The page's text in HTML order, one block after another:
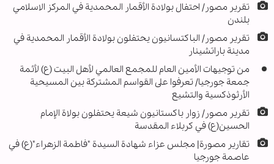
تقرير مصور/ احتفال بولادة الأقمار المحمدية في المركز الاسلامي
بلندن
تقرير مصور/ الباكتسانيون يحتفلون بولادة الأقمار المحمدية في
مدينة باراتشينار
من توجيهات الأمين العام للمجمع العالمي لأهل البيت (ع) لأئمة
جمعة جورجيا/ تعرفوا على القواسم المشتركة بين المسيحية
الأرثوذكسية والتشيع
تقرير مصور/ زوار باكستانيون شيعة يحتفلون بولاة الإمام
الحسين(ع) في كربلاء المقدسة
تقارير مصورة| مجلس عزاء شهادة السيدة "فاطمة الزهراء"(ع) في
عاصمة جورجيا